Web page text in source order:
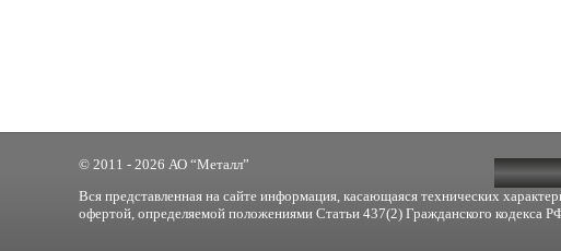
© 2011 - 2026 АО “Металл”
Вся представленная на сайте информация, касающаяся технических
офертой, определяемой положениями Статьи 437(2) Гражданского кодекса